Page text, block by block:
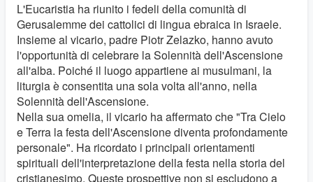
L'Eucaristia ha riunito i fedeli della comunità di
Gerusalemme dei cattolici di lingua ebraica in Israele.
Insieme al vicario, padre Piotr Zelazko, hanno avuto
l'opportunità di celebrare la Solennità dell'Ascensione
all'alba. Poiché il luogo appartiene ai musulmani, la
liturgia è consentita una sola volta all'anno, nella
Solennità dell'Ascensione.
Nella sua omelia, il vicario ha affermato che "Tra Cielo
e Terra la festa dell'Ascensione diventa profondamente
personale". Ha ricordato i principali orientamenti
spirituali dell'interpretazione della festa nella storia del
cristianesimo. Queste prospettive non si escludono a